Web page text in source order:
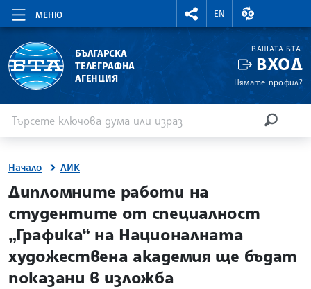
МЕНЮ
RIGHTMENU.SOCIAL
EN
ВАЛУТНИ
БЪЛГАРСКА
ТЕЛЕГРАФНА
АГЕНЦИЯ
ВАШАТА БТА
ВХОД
Нямате профил?
Начало ЛИК
site.bta
Дипломните работи на
студентите от специалност
„Графика“ на Националната
художествена академия ще бъдат
показани в изложба